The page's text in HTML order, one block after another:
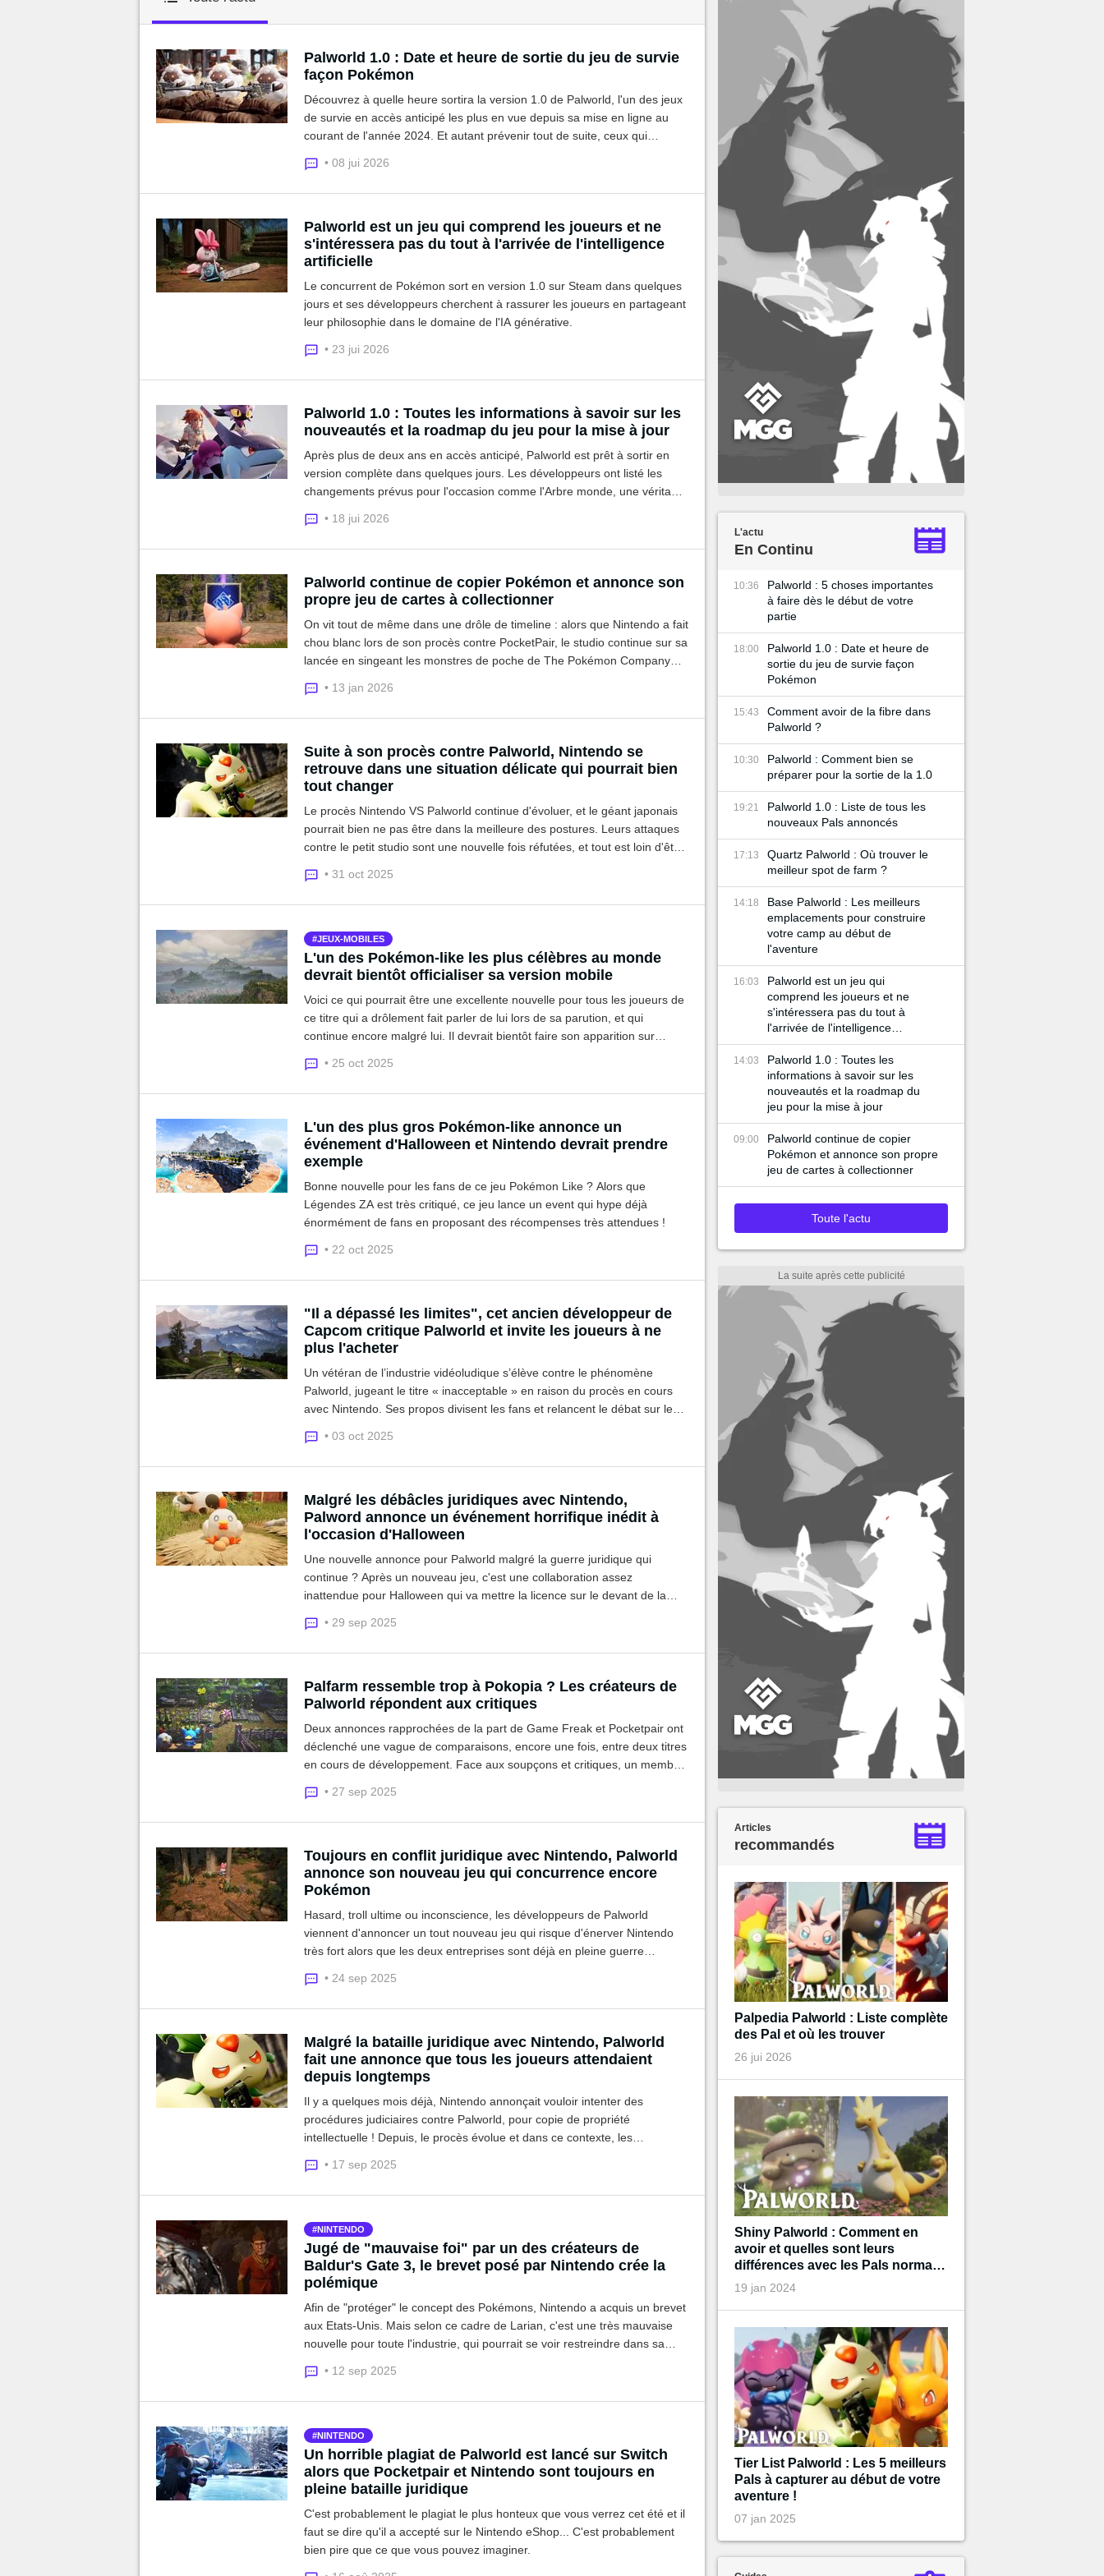
MGG
Palworld 1.0 : Date et heure de sortie du jeu de survie
façon Pokémon
Découvrez à quelle heure sortira la version 1.0 de Palworld, l'un des jeux
de survie en accès anticipé les plus en vue depuis sa mise en ligne au
courant de l'année 2024. Et autant prévenir tout de suite, ceux qui
• 08 jui 2026
Palworld est un jeu qui comprend les joueurs et ne
s'intéressera pas du tout à l'arrivée de l'intelligence
artificielle
Le concurrent de Pokémon sort en version 1.0 sur Steam dans quelques
jours et ses développeurs cherchent à rassurer les joueurs en partageant
leur philosophie dans le domaine de l'IA générative.
• 23 jui 2026
Palworld 1.0 : Toutes les informations à savoir sur les
nouveautés et la roadmap du jeu pour la mise à jour
Après plus de deux ans en accès anticipé, Palworld est prêt à sortir en
version complète dans quelques jours. Les développeurs ont listé les
changements prévus pour l'occasion comme l'Arbre monde, une véritable
• 18 jui 2026
Palworld continue de copier Pokémon et annonce son
propre jeu de cartes à collectionner
On vit tout de même dans une drôle de timeline : alors que Nintendo a fait
chou blanc lors de son procès contre PocketPair, le studio continue sur sa
lancée en singeant les monstres de poche de The Pokémon Company
• 13 jan 2026
Suite à son procès contre Palworld, Nintendo se
retrouve dans une situation délicate qui pourrait bien
tout changer
Le procès Nintendo VS Palworld continue d'évoluer, et le géant japonais
pourrait bien ne pas être dans la meilleure des postures. Leurs attaques
contre le petit studio sont une nouvelle fois réfutées, et tout est loin d'être
• 31 oct 2025
JEUX-MOBILES
L'un des Pokémon-like les plus célèbres au monde
devrait bientôt officialiser sa version mobile
Voici ce qui pourrait être une excellente nouvelle pour tous les joueurs de
ce titre qui a drôlement fait parler de lui lors de sa parution, et qui
continue encore malgré lui. Il devrait bientôt faire son apparition sur
• 25 oct 2025
L'un des plus gros Pokémon-like annonce un
événement d'Halloween et Nintendo devrait prendre
exemple
Bonne nouvelle pour les fans de ce jeu Pokémon Like ? Alors que
Légendes ZA est très critiqué, ce jeu lance un event qui hype déjà
énormément de fans en proposant des récompenses très attendues !
• 22 oct 2025
"Il a dépassé les limites", cet ancien développeur de
Capcom critique Palworld et invite les joueurs à ne
plus l'acheter
Un vétéran de l’industrie vidéoludique s’élève contre le phénomène
Palworld, jugeant le titre « inacceptable » en raison du procès en cours
avec Nintendo. Ses propos divisent les fans et relancent le débat sur les
• 03 oct 2025
Malgré les débâcles juridiques avec Nintendo,
Palword annonce un événement horrifique inédit à
l'occasion d'Halloween
Une nouvelle annonce pour Palworld malgré la guerre juridique qui
continue ? Après un nouveau jeu, c'est une collaboration assez
inattendue pour Halloween qui va mettre la licence sur le devant de la
• 29 sep 2025
Palfarm ressemble trop à Pokopia ? Les créateurs de
Palworld répondent aux critiques
Deux annonces rapprochées de la part de Game Freak et Pocketpair ont
déclenché une vague de comparaisons, encore une fois, entre deux titres
en cours de développement. Face aux soupçons et critiques, un membre
• 27 sep 2025
Toujours en conflit juridique avec Nintendo, Palworld
annonce son nouveau jeu qui concurrence encore
Pokémon
Hasard, troll ultime ou inconscience, les développeurs de Palworld
viennent d'annoncer un tout nouveau jeu qui risque d'énerver Nintendo
très fort alors que les deux entreprises sont déjà en pleine guerre
• 24 sep 2025
Malgré la bataille juridique avec Nintendo, Palworld
fait une annonce que tous les joueurs attendaient
depuis longtemps
Il y a quelques mois déjà, Nintendo annonçait vouloir intenter des
procédures judiciaires contre Palworld, pour copie de propriété
intellectuelle ! Depuis, le procès évolue et dans ce contexte, les
communauté.
• 17 sep 2025
NINTENDO
Jugé de "mauvaise foi" par un des créateurs de
Baldur's Gate 3, le brevet posé par Nintendo crée la
polémique
Afin de "protéger" le concept des Pokémons, Nintendo a acquis un brevet
aux Etats-Unis. Mais selon ce cadre de Larian, c'est une très mauvaise
nouvelle pour toute l'industrie, qui pourrait se voir restreindre dans sa
• 12 sep 2025
NINTENDO
Un horrible plagiat de Palworld est lancé sur Switch
alors que Pocketpair et Nintendo sont toujours en
pleine bataille juridique
C'est probablement le plagiat le plus honteux que vous verrez cet été et il
faut se dire qu'il a accepté sur le Nintendo eShop... C'est probablement
bien pire que ce que vous pouvez imaginer.
L'actu
En Continu
10:36
Palworld : 5 choses importantes
à faire dès le début de votre
partie
18:00
Palworld 1.0 : Date et heure de
sortie du jeu de survie façon
Pokémon
15:43
Comment avoir de la fibre dans
Palworld ?
10:30
Palworld : Comment bien se
préparer pour la sortie de la 1.0
19:21
Palworld 1.0 : Liste de tous les
nouveaux Pals annoncés
17:13
Quartz Palworld : Où trouver le
meilleur spot de farm ?
14:18
Base Palworld : Les meilleurs
emplacements pour construire
votre camp au début de
l'aventure
16:03
Palworld est un jeu qui
comprend les joueurs et ne
s'intéressera pas du tout à
l'arrivée de l'intelligence
artificielle
14:03
Palworld 1.0 : Toutes les
informations à savoir sur les
nouveautés et la roadmap du
jeu pour la mise à jour
09:00
Palworld continue de copier
Pokémon et annonce son propre
jeu de cartes à collectionner
Toute l'actu
Articles
recommandés
Palpedia Palworld : Liste complète
des Pal et où les trouver
26 jui 2026
Shiny Palworld : Comment en
avoir et quelles sont leurs
différences avec les Pals normaux
?
19 jan 2024
Tier List Palworld : Les 5 meilleurs
Pals à capturer au début de votre
aventure !
07 jan 2025